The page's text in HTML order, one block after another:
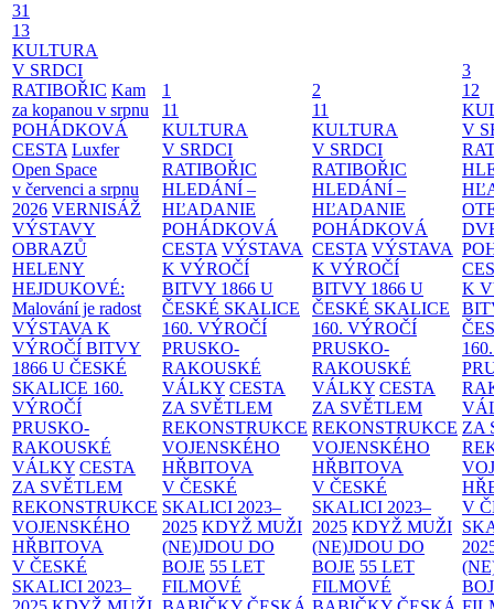
31
13
KULTURA
V SRDCI
RATIBOŘIC Kam
za kopanou v srpnu
POHÁDKOVÁ
CESTA Luxfer
Open Space
v červenci a srpnu
2026 VERNISÁŽ
VÝSTAVY
OBRAZŮ
HELENY
HEJDUKOVÉ:
Malování je radost
VÝSTAVA K
VÝROČÍ BITVY
1866 U ČESKÉ
SKALICE 160.
VÝROČÍ
PRUSKO-
RAKOUSKÉ
VÁLKY CESTA
ZA SVĚTLEM
REKONSTRUKCE
VOJENSKÉHO
HŘBITOVA
V ČESKÉ
SKALICI 2023–
1
11
KULTURA
V SRDCI
RATIBOŘIC
HLEDÁNÍ –
HĽADANIE
POHÁDKOVÁ
CESTA VÝSTAVA
K VÝROČÍ
BITVY 1866 U
ČESKÉ SKALICE
160. VÝROČÍ
PRUSKO-
RAKOUSKÉ
VÁLKY CESTA
ZA SVĚTLEM
REKONSTRUKCE
VOJENSKÉHO
HŘBITOVA
V ČESKÉ
SKALICI 2023–
2025 KDYŽ MUŽI
(NE)JDOU DO
BOJE 55 LET
FILMOVÉ
2
11
KULTURA
V SRDCI
RATIBOŘIC
HLEDÁNÍ –
HĽADANIE
POHÁDKOVÁ
CESTA VÝSTAVA
K VÝROČÍ
BITVY 1866 U
ČESKÉ SKALICE
160. VÝROČÍ
PRUSKO-
RAKOUSKÉ
VÁLKY CESTA
ZA SVĚTLEM
REKONSTRUKCE
VOJENSKÉHO
HŘBITOVA
V ČESKÉ
SKALICI 2023–
2025 KDYŽ MUŽI
(NE)JDOU DO
BOJE 55 LET
FILMOVÉ
3
12
V
K
ZA
V